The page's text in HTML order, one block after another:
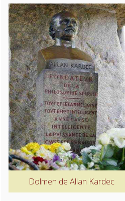
Dolmen de Allan Kardec